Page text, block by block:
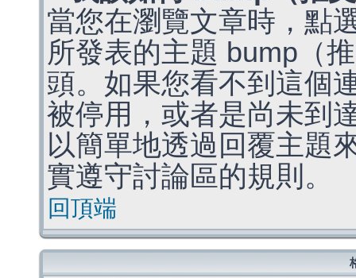
當您在瀏覽文章時，點
所發表的主題 bump（
頭。如果您看不到這個
被停用，或者是尚未到
以簡單地透過回覆主題
實遵守討論區的規則。
回頂端